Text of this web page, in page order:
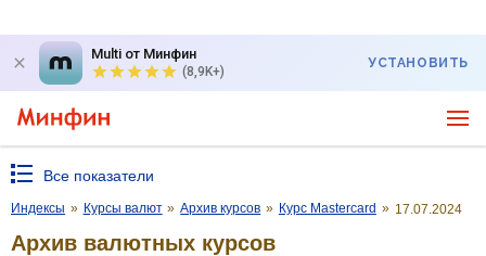
Multi от Минфин
(8,9K+)
УСТАНОВИТЬ
Все показатели
Индексы » Курсы валют » Архив курсов » Курс Mastercard » 17.07.2024
Архив валютных курсов